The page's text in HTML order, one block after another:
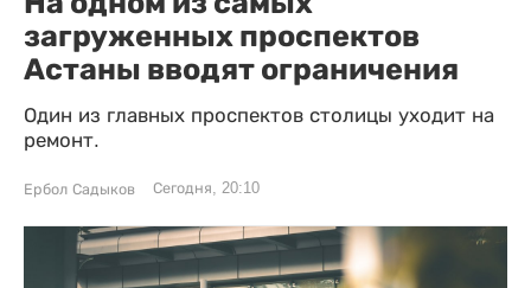
загруженных проспектов
Астаны вводят ограничения
Один из главных проспектов столицы уходит на
ремонт.
Ербол Садыков Сегодня, 20:10